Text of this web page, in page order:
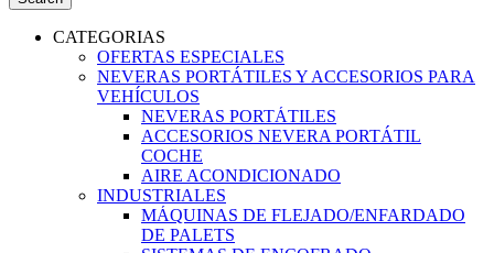
CATEGORIAS
OFERTAS ESPECIALES
NEVERAS PORTÁTILES Y ACCESORIOS PARA
VEHÍCULOS
NEVERAS PORTÁTILES
ACCESORIOS NEVERA PORTÁTIL
COCHE
AIRE ACONDICIONADO
INDUSTRIALES
MÁQUINAS DE FLEJADO/ENFARDADO
DE PALETS